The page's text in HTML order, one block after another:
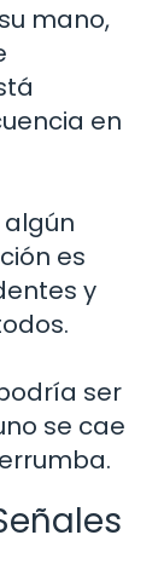
mano,
en
es
y
ser
se cae